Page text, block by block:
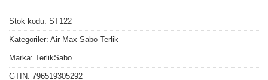
Stok kodu: ST122
Kategoriler: Air Max Sabo Terlik
Marka: TerlikSabo
GTIN: 796519305292